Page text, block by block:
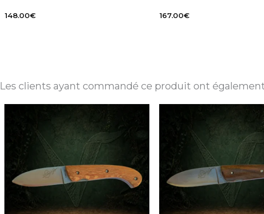
148.00€ 167.00€
Les clients ayant commandé ce produit ont